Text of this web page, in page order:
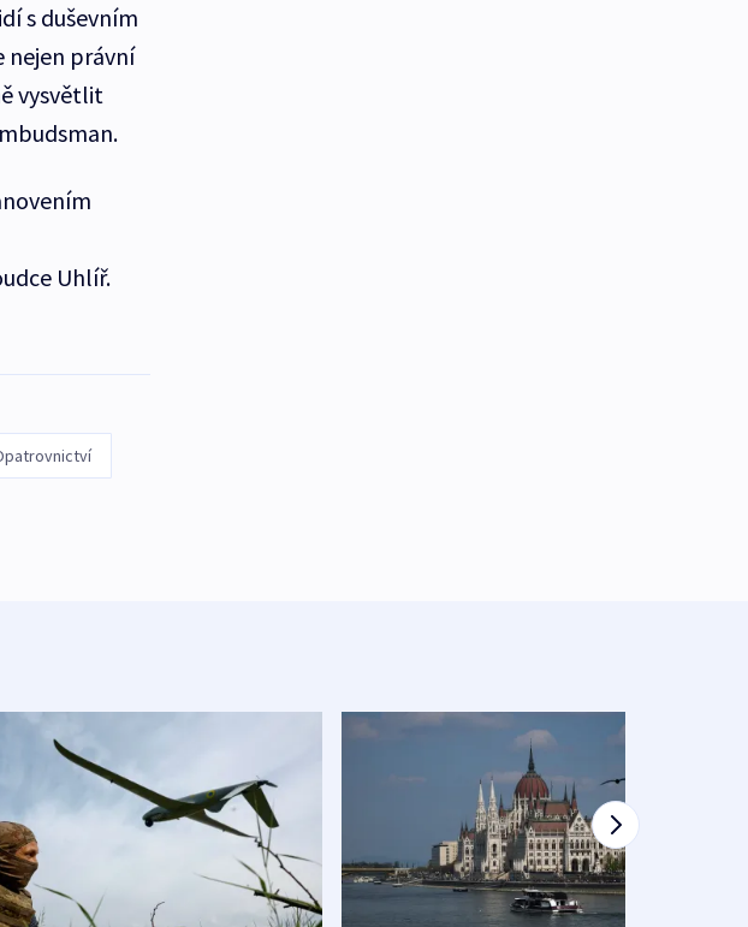
s duševním
nejen právní
vysvětlit
Uhlíř.